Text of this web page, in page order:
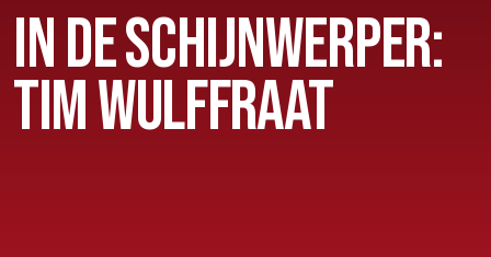
Senioren
Clubinfo
Nieuwsoverzicht
IN DE SCHIJNWERPER:
TIM WULFFRAAT